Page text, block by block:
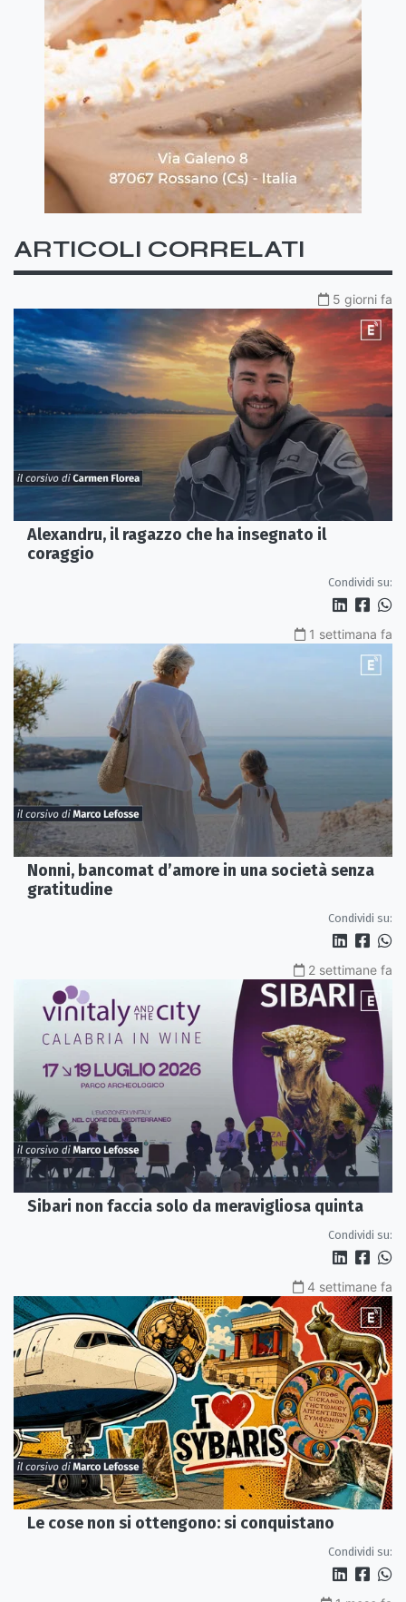
ARTICOLI CORRELATI
5 giorni fa
Alexandru, il ragazzo che ha insegnato il
coraggio
Condividi su:
1 settimana fa
Nonni, bancomat d’amore in una società senza
gratitudine
Condividi su:
2 settimane fa
Sibari non faccia solo da meravigliosa quinta
Condividi su:
4 settimane fa
Le cose non si ottengono: si conquistano
Condividi su: